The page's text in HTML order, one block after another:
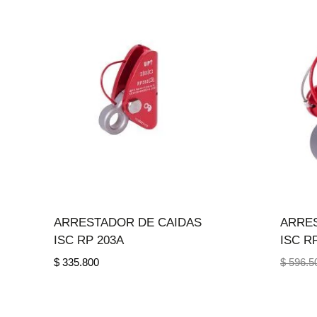
ARRESTADOR DE CAIDAS
ISC RP 203A
$335.800
ISC
$